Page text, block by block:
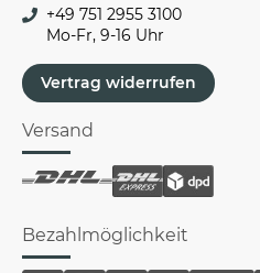
+49 751 2955 3100
Mo-Fr, 9-16 Uhr
Vertrag widerrufen
Versand
Bezahlmöglichkeit